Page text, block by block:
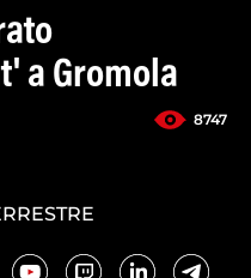
a Gromola
8747